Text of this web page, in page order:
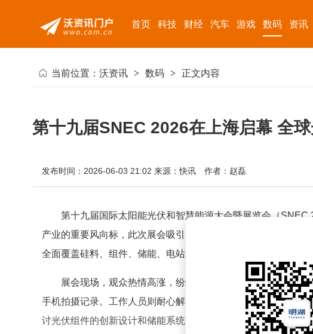
首页 科技 财经 汽车 游戏 数码 资讯
当前位置： 沃资讯 > 数码 > 正文内容
第十九届SNEC 2026在上海启幕 全
发布时间：2026-06-03 21:02 来源：快讯 作者：赵磊
第十九届国际太阳能光伏和智慧能源大会暨展览会（
产业的重要风向标，此次展会吸引了来自95个国家和地区的
全面覆盖硅料、组件、储能、电站运营及智慧能源服务等全产业
展会现场，观众热情高涨，纷纷驻足了解各类光伏产品和
手机拍摄记录。工作人员则耐心解答疑问，详细介绍产品性能
讨光伏组件的创新设计和储能系统的优化方案。现场气氛热烈